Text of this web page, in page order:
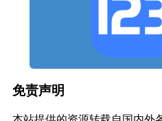
免责声明